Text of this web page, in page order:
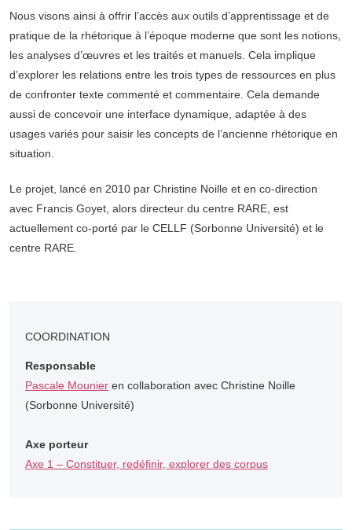
Nous visons ainsi à offrir l’accès aux outils d’apprentissage et de
pratique de la rhétorique à l’époque moderne que sont les notions,
les analyses d’œuvres et les traités et manuels. Cela implique
d’explorer les relations entre les trois types de ressources en plus
de confronter texte commenté et commentaire. Cela demande
aussi de concevoir une interface dynamique, adaptée à des
usages variés pour saisir les concepts de l’ancienne rhétorique en
situation.
Le projet, lancé en 2010 par Christine Noille et en co-direction
avec Francis Goyet, alors directeur du centre RARE, est
actuellement co-porté par le CELLF (Sorbonne Université) et le
centre RARE.
COORDINATION
Responsable
Pascale Mounier en collaboration avec Christine Noille
(Sorbonne Université)
Axe porteur
Axe 1 – Constituer, redéfinir, explorer des corpus